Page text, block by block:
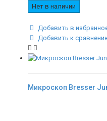
Нет в наличии
Добавить в
Добавить к
Микроскоп Bresser